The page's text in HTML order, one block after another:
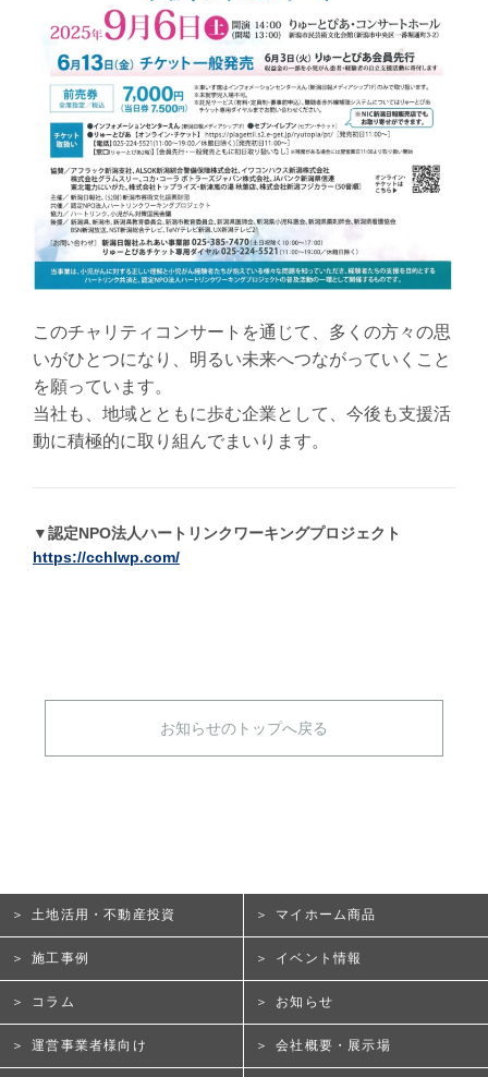
このチャリティコンサートを通じて、多くの方々の思
いがひとつになり、明るい未来へつながっていくこと
を願っています。
当社も、地域とともに歩む企業として、今後も支援活
動に積極的に取り組んでまいります。
▼認定NPO法人ハートリンクワーキングプロジェクト
https://cchlwp.com/
お知らせのトップへ戻る
土地活用・不動産投資 マイホーム商品
施工事例 イベント情報
コラム お知らせ
運営事業者様向け 会社概要・展示場